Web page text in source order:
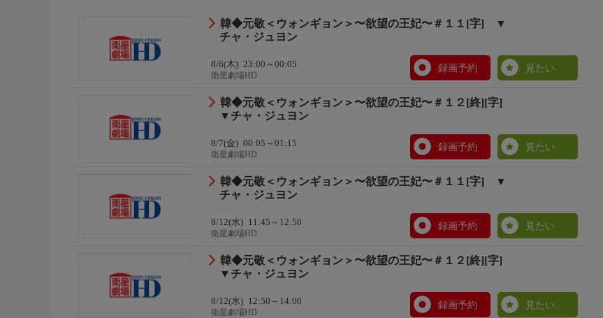
を経て、王妃に王の資質を見い出したバンウォンは、危機感を覚えるようになる。
番組内容
一方、私設の諜報員である易者を使って民の声を集める王妃の元には「バンウォンが幼い弟を殺して王になっ
たことで天の怒りを買い、日照りが続いている」、「王は王妃に操られている」などの不平不満の声が届きは
韓◆元敬＜ウォンギョン＞〜欲望の王妃〜＃１１[字] ▼
チャ・ジュヨン
8/6(木) 23:00～00:05
衛星劇場HD
録画予約 見たい
韓◆元敬＜ウォンギョン＞〜欲望の王妃〜＃１２[終][字]
▼チャ・ジュヨン
8/7(金) 00:05～01:15
衛星劇場HD
録画予約 見たい
韓◆元敬＜ウォンギョン＞〜欲望の王妃〜＃１１[字] ▼
チャ・ジュヨン
8/12(水) 11:45～12:50
衛星劇場HD
録画予約 見たい
韓◆元敬＜ウォンギョン＞〜欲望の王妃〜＃１２[終][字]
▼チャ・ジュヨン
8/12(水) 12:50～14:00
衛星劇場HD
録画予約 見たい